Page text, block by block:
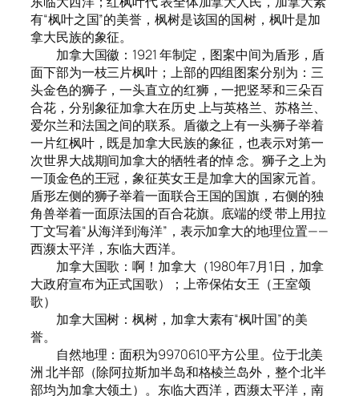
有“枫叶之国”的美誉，枫树是该国的国树，枫叶是加
拿大民族的象征。
加拿大国徽：1921 年制定，图案中间为盾形，盾
面下部为一枝三片枫叶；上部的四组图案分别为：三
头金色的狮子，一头直立的红狮，一把竖琴和三朵百
合花，分别象征加拿大在历史 上与英格兰、苏格兰、
爱尔兰和法国之间的联系。盾徽之上有一头狮子举着
一片红枫叶，既是加拿大民族的象征，也表示对第一
次世界大战期间加拿大的牺牲者的悼 念。狮子之上为
一顶金色的王冠，象征英女王是加拿大的国家元首。
盾形左侧的狮子举着一面联合王国的国旗，右侧的独
角兽举着一面原法国的百合花旗。底端的绶 带上用拉
丁文写着“从海洋到海洋”，表示加拿大的地理位置——
西濒太平洋，东临大西洋。
加拿大国歌：啊！加拿大（1980年7月1日，加拿
大政府宣布为正式国歌）；上帝保佑女王（王室颂
歌）
加拿大国树：枫树，加拿大素有“枫叶国”的美
誉。
自然地理：面积为9970610平方公里。位于北美
洲 北半部（除阿拉斯加半岛和格棱兰岛外，整个北半
部均为加拿大领土）。东临大西洋，西濒太平洋，南